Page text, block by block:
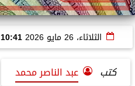
الثلاثاء، 26 مايو 2026 10:41 صـ
كتب
عبد الناصر محمد